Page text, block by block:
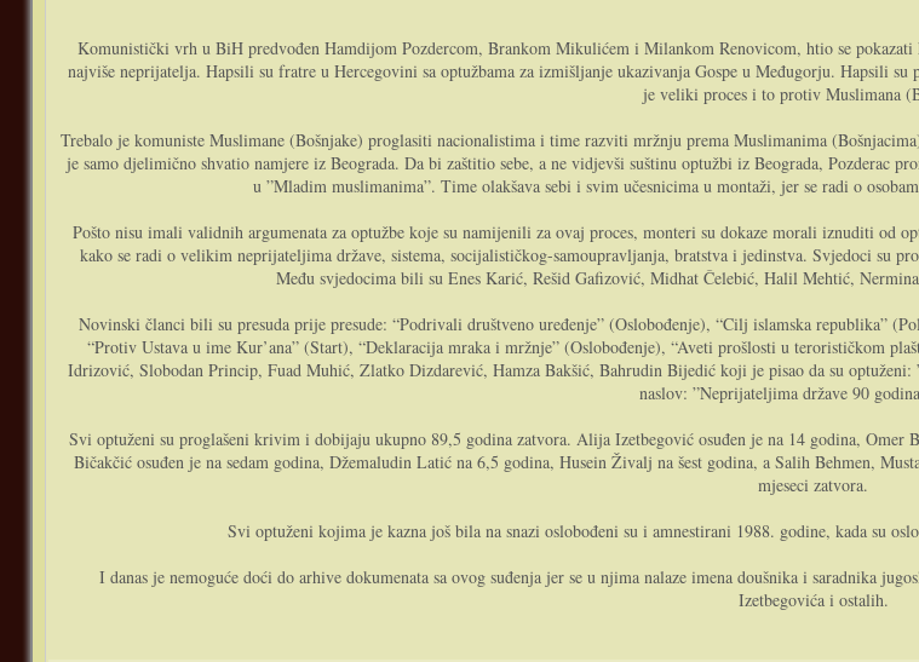
Komunistički vrh u BiH predvođen Hamdijom Pozdercom, Brankom Mikulićem i Milankom Renovicom, htio se
najviše neprijatelja. Hapsili su fratre u Hercegovini sa optužbama za izmišljanje ukazivanja Gospe u Međugorju. Hapsili
je veliki proces i to protiv Muslimana
Trebalo je komuniste Muslimane (Bošnjake) proglasiti nacionalistima i time razviti mržnju prema Muslimanima
je samo djelimično shvatio namjere iz Beograda. Da bi zaštitio sebe, a ne vidjevši suštinu optužbi iz Beograda, Pozderac
u ”Mladim muslimanima”. Time olakšava sebi i svim učesnicima u montaži, jer se radi o
Pošto nisu imali validnih argumenata za optužbe koje su namijenili za ovaj proces, monteri su dokaze morali iznuditi od
kako se radi o velikim neprijateljima države, sistema, socijalističkog-samoupravljanja, bratstva i jedinstva. Svjedoci su
Među svjedocima bili su Enes Karić, Rešid Gafizović, Midhat Čelebić, Halil Mehtić,
Novinski članci bili su presuda prije presude: “Podrivali društveno uređenje” (Oslobođenje), “Cilj islamska republika”
“Protiv Ustava u ime Kur’ana” (Start), “Deklaracija mraka i mržnje” (Oslobođenje), “Aveti prošlosti u terorističkom
Idrizović, Slobodan Princip, Fuad Muhić, Zlatko Dizdarević, Hamza Bakšić, Bahrudin Bijedić koji je pisao da su
naslov: ”Neprijateljima države 90
Svi optuženi su proglašeni krivim i dobijaju ukupno 89,5 godina zatvora. Alija Izetbegović osuđen je na 14 godina, Omer
Bičakčić osuđen je na sedam godina, Džemaludin Latić na 6,5 godina, Husein Živalj na šest godina, a Salih Behmen,
mjeseci zatvora.
Svi optuženi kojima je kazna još bila na snazi oslobođeni su i amnestirani 1988. godine, kada su
I danas je nemoguće doći do arhive dokumenata sa ovog suđenja jer se u njima nalaze imena doušnika i saradnika
Izetbegovića i ostalih.